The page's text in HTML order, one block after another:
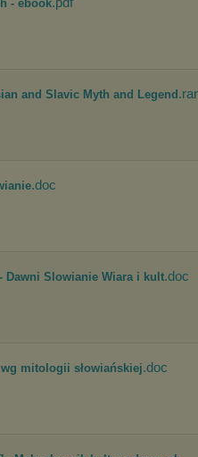
- ebook
and Slavic Myth and Legend .rar
.doc
Dawni Slowianie Wiara i kult.doc
mitologii słowiańskiej.doc